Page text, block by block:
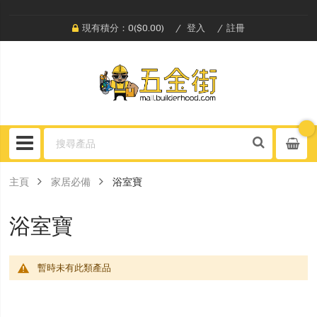
現有積分：0($0.00) 登入 註冊
主頁 家居必備 浴室寶
浴室寶
暫時未有此類產品